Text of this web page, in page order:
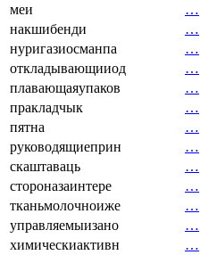
меи
…
накшибенди
…
нуригазиосманпа
…
откладывающииод
…
плавающаяупаков
…
пракладчык
…
пятна
…
руководящиеприн
…
скаштаваць
…
стороназаинтере
…
тканьмолочноиже
…
управляемыизано
…
химическиактивн
…